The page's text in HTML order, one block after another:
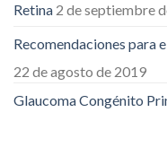
Retina 2 de septiembre
Recomendaciones para
22 de agosto de 2019
Glaucoma Congénito